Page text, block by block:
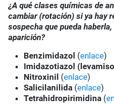
¿A qué clases químicas de
cambiar (rotación) si ya hay
sospecha que pueda
aparición?
Benzimidazol (enlace)
Imidazotiazol
Nitroxinil (enlace)
Salicilanilida (enlace)
Tetrahidropirimidina (